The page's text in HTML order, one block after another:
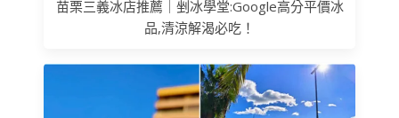
苗栗三義冰店推薦｜剉冰學堂:Google高分平價冰
品,清涼解渴必吃！